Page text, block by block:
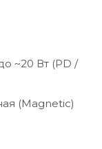
~20 Вт (PD /
(Magnetic)